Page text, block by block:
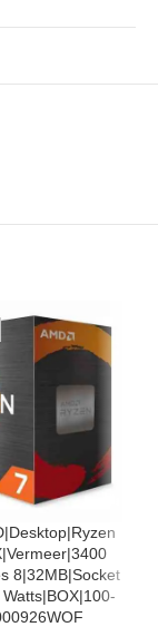
8|32MB|Socket